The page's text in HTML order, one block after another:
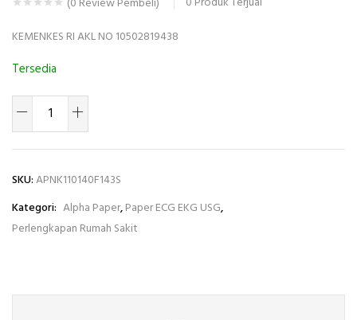
KEMENKES RI AKL NO 10502819438
Tersedia
SKU:APNK110140F143S
Kategori: Alpha Paper,Paper ECG EKG USG,
Perlengkapan Rumah Sakit